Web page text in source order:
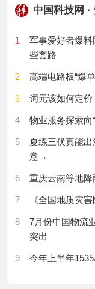
23
重磅推荐|AI&
标...
科学家开发出非
者最...
26
官宣|JCRQ2期
HidetakaHara
直播回顾|废水
所里？|深...
28
从文艺复兴药
哈尔滨工业大学
13
14 Google把「地
实
16 00后辍学做AI
17 同轮融资估值差
18
1700亿投资砸
停，八台新机组
19
从免费学术搜索
准山顶
高盛旗帜鲜明
周期，美联储只
AI牛市最糟糕
中国科技网 ·
1
军事爱好者爆
些套路
2 高端电路板“爆
3 词元该如何定价
4 物业服务探索向
5
夏练三伏真能
意→
6 重庆云南等地
7 《全国地质灾
8
7月份中国物流
突出
9 今年上半年